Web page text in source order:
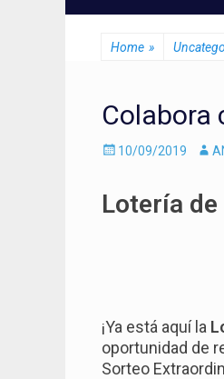
Home »
Colabora
Enviado
10/09/2019
Lotería
¡Ya está aquí la
oportunidad de
Sorteo